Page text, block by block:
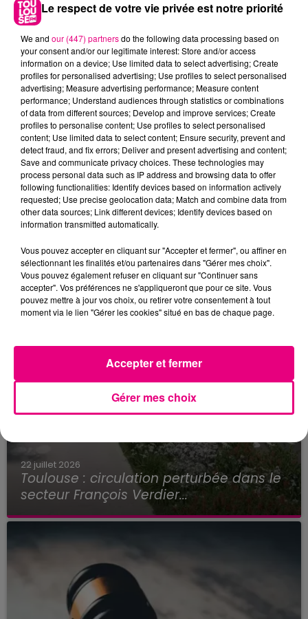
23 juillet 2026
Violent incendie au nord de Toulouse
22 juillet 2026
Toulouse : circulation perturbée dans le
secteur François Verdier...
Le respect de votre vie privée est notre priorité
We and our (447) partnersdo the following data processing based on
your consent and/or our legitimate interest: Store and/or access
information on a device; Use limited data to select advertising; Create
profiles for personalised advertising; Use profiles to select personalised
advertising; Measure advertising performance; Measure content
performance; Understand audiences through statistics or combinations
of data from different sources; Develop and improve services; Create
profiles to personalise content; Use profiles to select personalised
content; Use limited data to select content; Ensure security, prevent and
detect fraud, and fix errors; Deliver and present advertising and content;
Save and communicate privacy choices. These technologies may
process personal data such as IP address and browsing data to offer
following functionalities: Identify devices based on information actively
requested; Use precise geolocation data; Match and combine data from
other data sources; Link different devices; Identify devices based on
information transmitted automatically.
Vous pouvez accepter en cliquant sur "Accepter et fermer", ou affiner en
sélectionnant les finalités et/ou partenaires dans "Gérer mes choix".
Vous pouvez également refuser en cliquant sur "Continuer sans
accepter". Vos préférences ne s'appliqueront que pour ce site. Vous
pouvez mettre à jour vos choix, ou retirer votre consentement à tout
moment via le lien "Gérer les cookies" situé en bas de chaque page.
Gérer mes choix
Accepter et fermer